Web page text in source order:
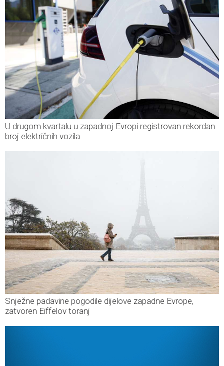
U drugom kvartalu u zapadnoj Evropi registrovan rekordan
broj električnih vozila
Snježne padavine pogodile dijelove zapadne Evrope,
zatvoren Eiffelov toranj